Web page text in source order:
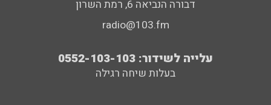
דבורה הנביאה 6, רמת השרון
radio@103.fm
עלייה לשידור: 0552-103-103
בעלות שיחה רגילה